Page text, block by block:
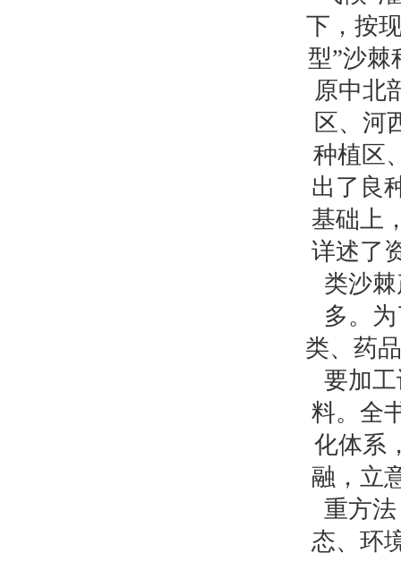
下，按
型”沙棘
原中北
区、河
种植区
出了良
基础上
详述了
类沙
多。
类、药
要加
料。全
化体系
融，立
重方
态、环